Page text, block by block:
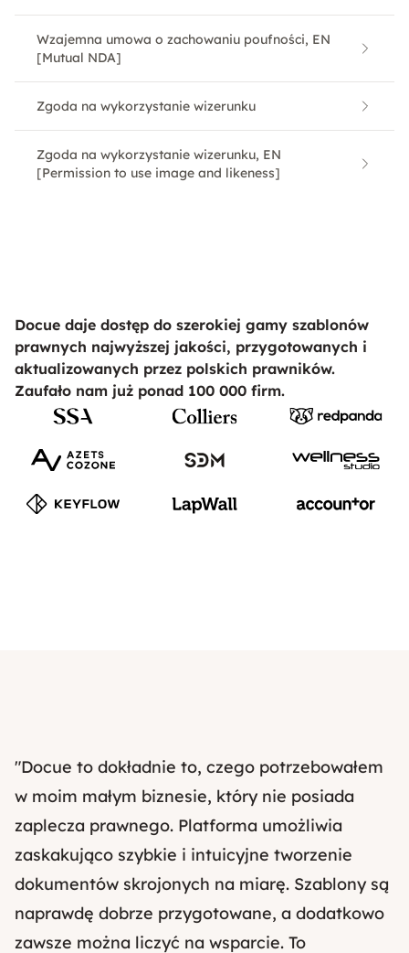
Wzajemna umowa o zachowaniu poufności, EN
[Mutual NDA]
Zgoda na wykorzystanie wizerunku
Zgoda na wykorzystanie wizerunku, EN
[Permission to use image and likeness]
Docue daje dostęp do szerokiej gamy szablonów
prawnych najwyższej jakości, przygotowanych i
aktualizowanych przez polskich prawników.
Zaufało nam już ponad 100 000 firm.
"Docue to dokładnie to, czego potrzebowałem
w moim małym biznesie, który nie posiada
zaplecza prawnego. Platforma umożliwia
zaskakująco szybkie i intuicyjne tworzenie
dokumentów skrojonych na miarę. Szablony są
naprawdę dobrze przygotowane, a dodatkowo
zawsze można liczyć na wsparcie. To